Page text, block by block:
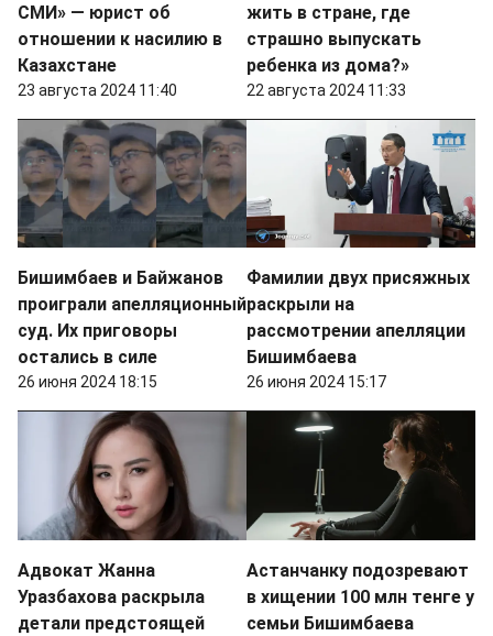
СМИ» — юрист об
отношении к насилию в
Казахстане
23 августа 2024 11:40
жить в стране, где
страшно выпускать
ребенка из дома?»
22 августа 2024 11:33
Бишимбаев и Байжанов
проиграли апелляционный
суд. Их приговоры
остались в силе
26 июня 2024 18:15
Фамилии двух присяжных
раскрыли на
рассмотрении апелляции
Бишимбаева
26 июня 2024 15:17
Адвокат Жанна
Уразбахова раскрыла
детали предстоящей
Астанчанку подозревают
в хищении 100 млн тенге у
семьи Бишимбаева